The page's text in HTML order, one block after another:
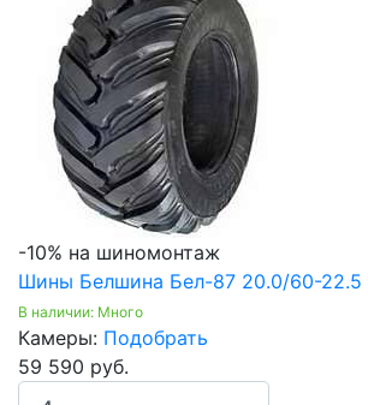
-10% на шиномонтаж
Шины Белшина Бел-87 20.0/60-22.5
В наличии: Много
Камеры: Подобрать
59 590 руб.